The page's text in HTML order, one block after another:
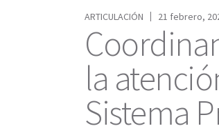
ARTICULACIÓN
21 febrero,
la
Sistema